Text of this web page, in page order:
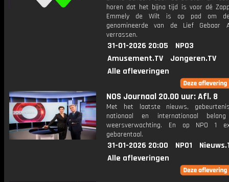
horen dat het bijna tijd is voor dé
Emmely de Wilt is op pad om
genomineerde van de Lief Gebaar
verrassen.
31-01-2026 20:05
NPO3
Amusement.TV
Jongeren.TV
Alle afleveringen
NOS Journaal 20.00 uur: Afl. 8
Met het laatste nieuws,
nationaal en internationaal
weersverwachting. En op NPO 1
gebarentaal.
31-01-2026 20:00 NPO1
Alle afleveringen